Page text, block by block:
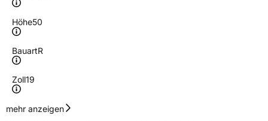
Höhe50
BauartR
Zoll19
Geschwindigkeitsindex
mehr anzeigen